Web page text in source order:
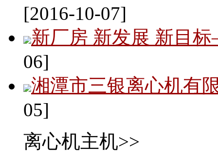
[2016-10-07]
新厂房 新发展 新目
06]
湘潭市三银离心机有
05]
离心机主机>>